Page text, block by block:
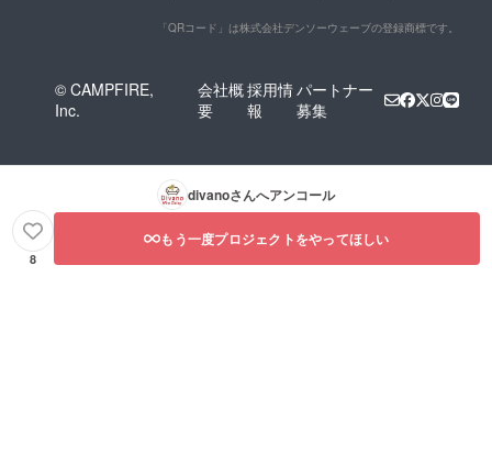
「QRコード」は株式会社デンソーウェーブの登録商標です。
© CAMPFIRE,
Inc.
会社概
要
採用情
報
パートナー
募集
divanoさんへアンコール
8
もう一度プロジェクトをやってほしい